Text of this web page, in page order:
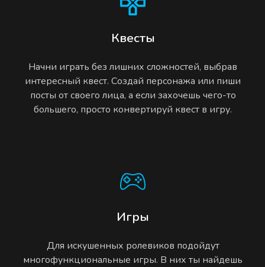
Квесты
Начни играть без лишних сложностей, выбрав
интересный квест. Создай персонажа или пиши
посты от своего лица, а если захочешь чего-то
большего, просто конвертируй квест в игру.
Игры
Для искушенных ролевиков подойдут
многофункциональные игры. В них ты найдешь